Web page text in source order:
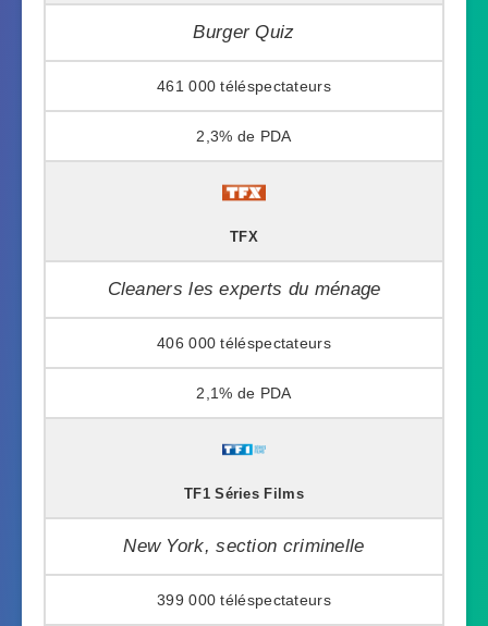
Burger Quiz
461 000
2,3%
TFX
Cleaners les experts du ménage
406 000
2,1%
TF1 Séries Films
New York, section criminelle
399 000